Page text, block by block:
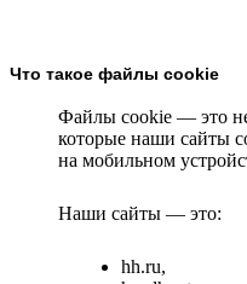
Что такое файлы cookie
Файлы cookie — это
которые наши сайты
на мобильном
Наши сайты — это:
hh.ru,